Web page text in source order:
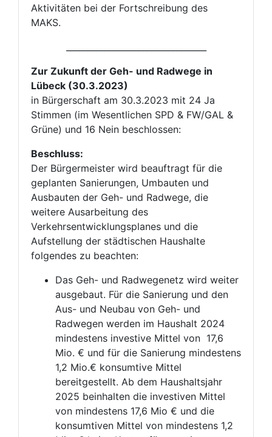
Aktivitäten bei der Fortschreibung des
MAKS.
Zur Zukunft der Geh- und Radwege in
Lübeck (30.3.2023)
in Bürgerschaft am 30.3.2023 mit 24 Ja
Stimmen (im Wesentlichen SPD & FW/GAL &
Grüne) und 16 Nein beschlossen:
Beschluss:
Der Bürgermeister wird beauftragt für die
geplanten Sanierungen, Umbauten und
Ausbauten der Geh- und Radwege, die
weitere Ausarbeitung des
Verkehrsentwicklungsplanes und die
Aufstellung der städtischen Haushalte
folgendes zu beachten:
Das Geh- und Radwegenetz wird weiter
ausgebaut. Für die Sanierung und den
Aus- und Neubau von Geh- und
Radwegen werden im Haushalt 2024
mindestens investive Mittel von 17,6
Mio. € und für die Sanierung mindestens
1,2 Mio.€ konsumtive Mittel
bereitgestellt. Ab dem Haushaltsjahr
2025 beinhalten die investiven Mittel
von mindestens 17,6 Mio € und die
konsumtiven Mittel von mindestens 1,2